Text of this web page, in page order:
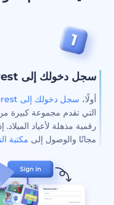
سجل دخولك إلى Renderforest
أولًا، سجل دخولك إلى Renderforest
التي تقدم مجموعة كبيرة
رقمية مذهلة لأعياد
مجانًا والوصول إلى مكتبة